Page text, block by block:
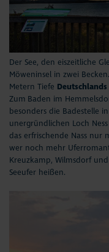
Der See, den eiszeitliche
Möweninsel in zwei
Metern Tiefe
Zum Baden im
besonders die Badestelle
unergründlichen Loch
das erfrischende Nass nur
wer noch mehr
Kreuzkamp, Wilmsdorf
Seeufer heißen.